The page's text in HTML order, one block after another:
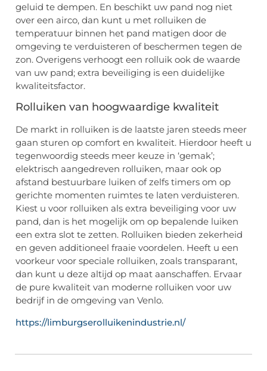
geluid te dempen. En beschikt uw pand nog niet
over een airco, dan kunt u met rolluiken de
temperatuur binnen het pand matigen door de
omgeving te verduisteren of beschermen tegen de
zon. Overigens verhoogt een rolluik ook de waarde
van uw pand; extra beveiliging is een duidelijke
kwaliteitsfactor.
Rolluiken van hoogwaardige kwaliteit
De markt in rolluiken is de laatste jaren steeds meer
gaan sturen op comfort en kwaliteit. Hierdoor heeft u
tegenwoordig steeds meer keuze in ‘gemak’;
elektrisch aangedreven rolluiken, maar ook op
afstand bestuurbare luiken of zelfs timers om op
gerichte momenten ruimtes te laten verduisteren.
Kiest u voor rolluiken als extra beveiliging voor uw
pand, dan is het mogelijk om op bepalende luiken
een extra slot te zetten. Rolluiken bieden zekerheid
en geven additioneel fraaie voordelen. Heeft u een
voorkeur voor speciale rolluiken, zoals transparant,
dan kunt u deze altijd op maat aanschaffen. Ervaar
de pure kwaliteit van moderne rolluiken voor uw
bedrijf in de omgeving van Venlo.
https://limburgserolluikenindustrie.nl/